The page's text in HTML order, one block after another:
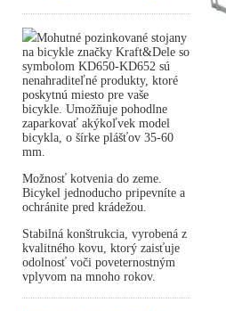
Mohutné pozinkované stojany
na bicykle značky Kraft&Dele so
symbolom KD650-KD652 sú
nenahraditeľné produkty, ktoré
poskytnú miesto pre vaše
bicykle. Umožňuje pohodlne
zaparkovať akýkoľvek model
bicykla, o šírke plášťov 35-60
mm.
Možnosť kotvenia do zeme.
Bicykel jednoducho pripevníte a
ochránite pred krádežou.
Stabilná konštrukcia, vyrobená z
kvalitného kovu, ktorý zaisťuje
odolnosť voči poveternostným
vplyvom na mnoho rokov.